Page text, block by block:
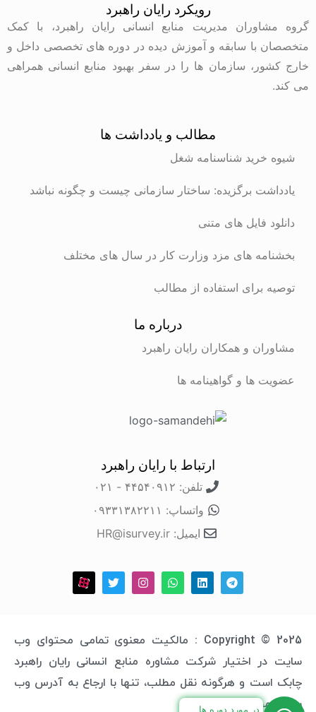
رویکرد رایان راهبرد
گروه مشاوران مدیریت منابع انسانی رایان راهبرد، با کمک
متخصصان با سابقه و آموزش دیده در دوره های تخصصی داخل و
خارج کشور، سازمان ها را در سفر بهبود منابع انسانی همراهی
می کند.
مطالب و یادداشت ها
شیوه خرید شناسنامه شغل
یادداشت برگزیده: ساختار سازمانی چیست و چگونه نباشد
دانلود فایل های متنی
بخشنامه های مزد وزارت کار در سال های مختلف
توصیه برای استفاده از مطالب
درباره ما
مشاوران و همکاران رایان راهبرد
عضویت ها و گواهینامه ها
ارتباط با رایان راهبرد
تلفن: ۴۴۵۴۰۹۱۲ - ۰۲۱
واتساپ: ۰۹۳۳۱۳۸۲۲۱۱
ایمیل: HR@isurvey.ir
Copyright © 2025 : مالکیت معنوی تمامی محتوای وب
سایت در اختیار شرکت مشاوره منابع انسانی رایان راهبرد
چابک است و هرگونه نقل مطلب، تنها با ارجاع به آدرس وب
سایت مجاز خواهد بود.
در مورد دوره ها